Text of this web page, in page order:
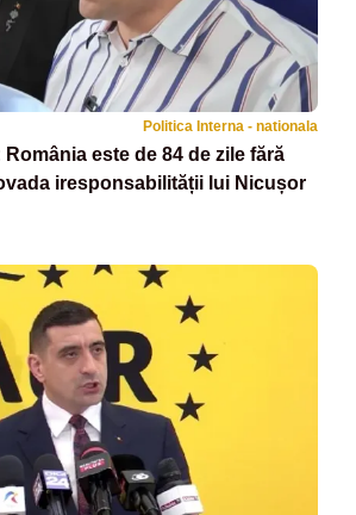
Politica Interna - nationala
este de 84 de zile fără
iresponsabilității lui Nicușor